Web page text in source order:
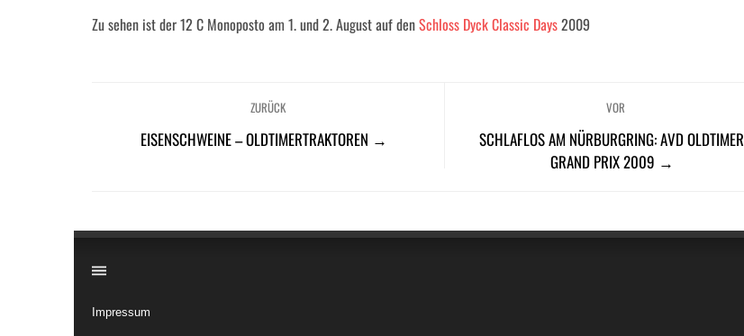
Zu sehen ist der 12 C Monoposto am 1. und 2. August auf denSchloss Dyck Classic Days2009
ZURÜCK
EISENSCHWEINE – OLDTIMERTRAKTOREN →
VOR
SCHLAFLOS AM NÜRBURGRING: AVD OLDTIMER
GRAND PRIX 2009 →
Impressum